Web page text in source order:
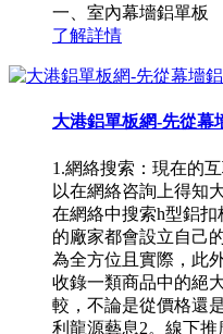
一、室內幕墻鋁單板
了解詳情
大港鋁單板網-先從幕
1.網絡搜索：現在的
以在網絡咨詢上得知
在網絡中搜索h型鋁
的廠家都會設立自己
為全方位且實際，此
收錄一類商品中的絕
較，不論是從價格還
利龍源藝息2。線下